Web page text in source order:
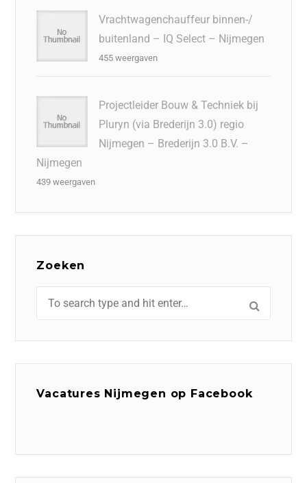
Vrachtwagenchauffeur binnen-/
buitenland – IQ Select – Nijmegen
455 weergaven
Projectleider Bouw & Techniek bij
Pluryn (via Brederijn 3.0) regio
Nijmegen – Brederijn 3.0 B.V. –
Nijmegen
439 weergaven
Zoeken
Vacatures Nijmegen op Facebook